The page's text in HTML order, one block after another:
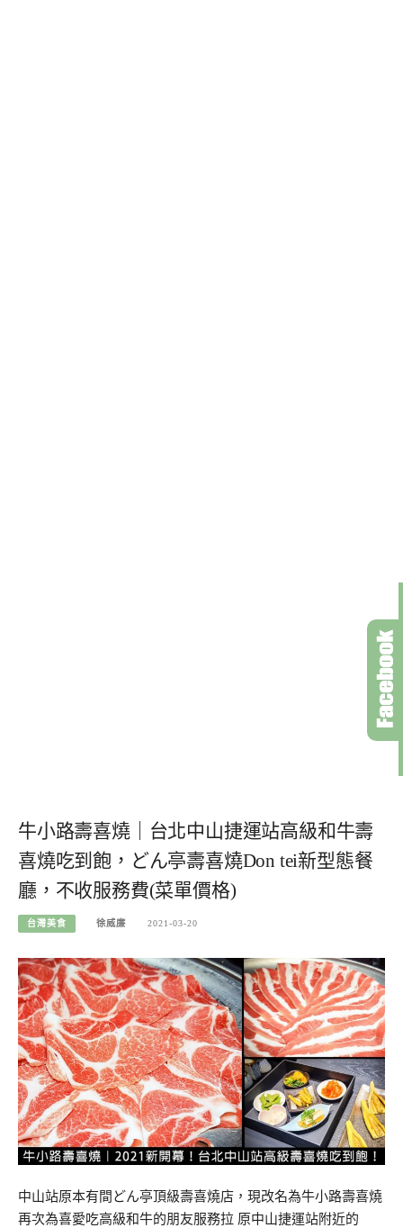
牛小路壽喜燒｜台北中山捷運站高級和牛壽
喜燒吃到飽，どん亭壽喜燒Don tei新型態餐
廳，不收服務費(菜單價格)
台灣美食 徐威廉 2021-03-20
中山站原本有間どん亭頂級壽喜燒店，現改名為牛小路壽喜燒
再次為喜愛吃高級和牛的朋友服務拉 原中山捷運站附近的